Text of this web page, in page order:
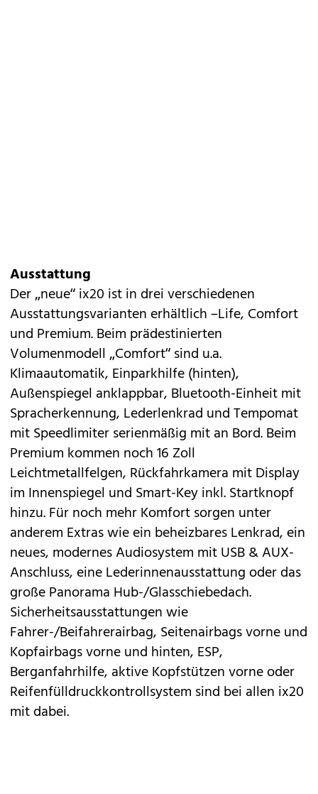
Ausstattung
Der „neue“ ix20 ist in drei verschiedenen
Ausstattungsvarianten erhältlich –Life, Comfort
und Premium. Beim prädestinierten
Volumenmodell „Comfort“ sind u.a.
Klimaautomatik, Einparkhilfe (hinten),
Außenspiegel anklappbar, Bluetooth-Einheit mit
Spracherkennung, Lederlenkrad und Tempomat
mit Speedlimiter serienmäßig mit an Bord. Beim
Premium kommen noch 16 Zoll
Leichtmetallfelgen, Rückfahrkamera mit Display
im Innenspiegel und Smart-Key inkl. Startknopf
hinzu. Für noch mehr Komfort sorgen unter
anderem Extras wie ein beheizbares Lenkrad, ein
neues, modernes Audiosystem mit USB & AUX-
Anschluss, eine Lederinnenausstattung oder das
große Panorama Hub-/Glasschiebedach.
Sicherheitsausstattungen wie
Fahrer-/Beifahrerairbag, Seitenairbags vorne und
Kopfairbags vorne und hinten, ESP,
Berganfahrhilfe, aktive Kopfstützen vorne oder
Reifenfülldruckkontrollsystem sind bei allen ix20
mit dabei.